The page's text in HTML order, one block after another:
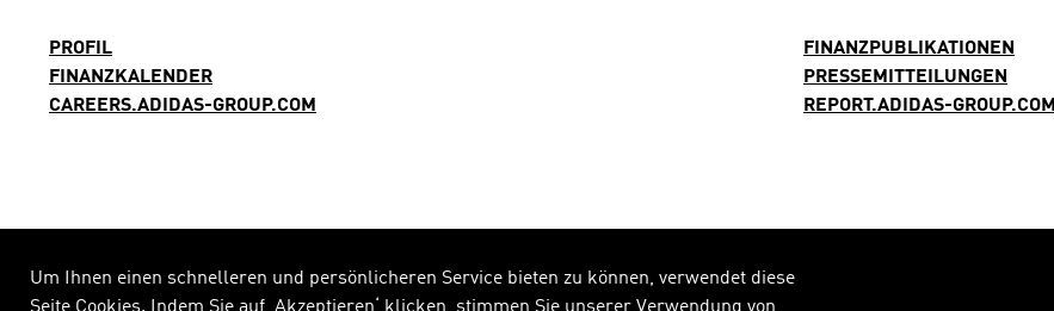
PROFIL
FINANZPUBLIKATIONEN
FINANZKALENDER
PRESSEMITTEILUNGEN
CAREERS.ADIDAS-GROUP.COM
REPORT.ADIDAS-GROUP.COM
Um Ihnen einen schnelleren und persönlicheren Service bieten zu können, verwendet diese